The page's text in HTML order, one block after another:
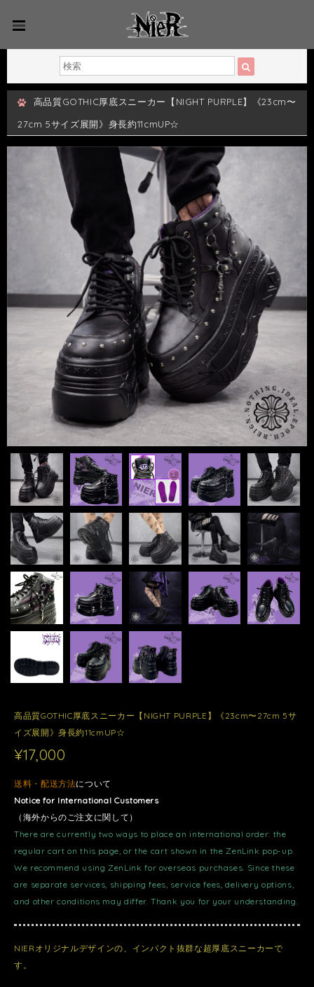
高品質GOTHIC厚底スニーカー【NIGHT PURPLE】《23cm〜
27cm 5サイズ展開》身長約11cmUP☆
高品質GOTHIC厚底スニーカー【NIGHT PURPLE】《23cm〜27cm 5サ
イズ展開》身長約11cmUP☆
¥17,000
送料・配送方法について
Notice for International Customers
（海外からのご注文に関して）
There are currently two ways to place an international order: the
regular cart on this page, or the cart shown in the ZenLink pop-up.
We recommend using ZenLink for overseas purchases. Since these
are separate services, shipping fees, service fees, delivery options,
and other conditions may differ. Thank you for your understanding.
NIERオリジナルデザインの、インパクト抜群な超厚底スニーカーで
す。